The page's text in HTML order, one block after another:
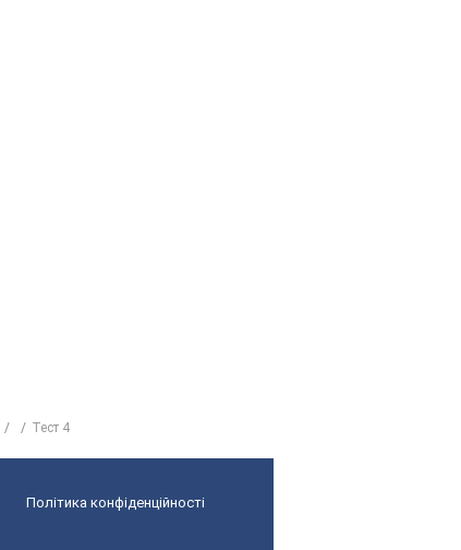
Тест 4
Політика конфіденційності